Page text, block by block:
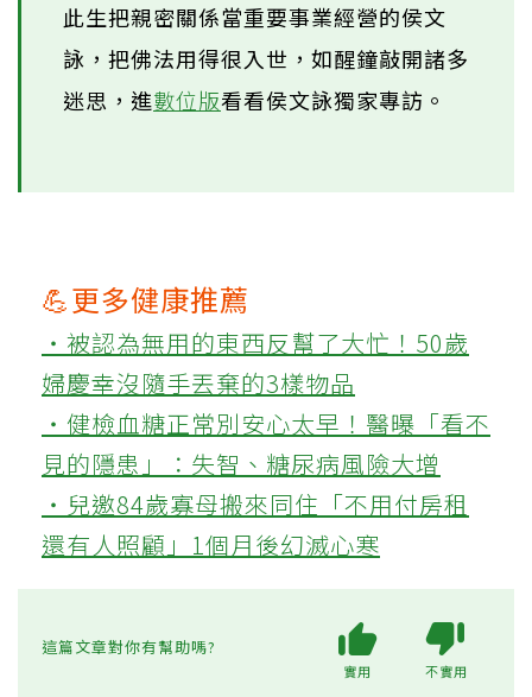
此生把親密關係當重要事業經營的侯文
詠，把佛法用得很入世，如醒鐘敲開諸多
迷思，進數位版看看侯文詠獨家專訪。
💪更多健康推薦
‧被認為無用的東西反幫了大忙！50歲
婦慶幸沒隨手丟棄的3樣物品
‧健檢血糖正常別安心太早！醫曝「看不
見的隱患」：失智、糖尿病風險大增
‧兒邀84歲寡母搬來同住「不用付房租
還有人照顧」1個月後幻滅心寒
這篇文章對你有幫助嗎?
實用 不實用